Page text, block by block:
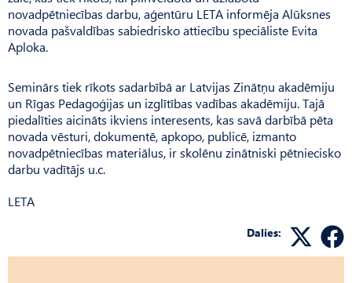
novadpētniecības darbu, aģentūru LETA informēja Alūksnes
novada pašvaldības sabiedrisko attiecību speciāliste Evita
Aploka.
Seminārs tiek rīkots sadarbībā ar Latvijas Zinātņu akadēmiju
un Rīgas Pedagoģijas un izglītības vadības akadēmiju. Tajā
piedalīties aicināts ikviens interesents, kas savā darbībā pēta
novada vēsturi, dokumentē, apkopo, publicē, izmanto
novadpētniecības materiālus, ir skolēnu zinātniski pētniecisko
darbu vadītājs u.c.
LETA
Dalies: